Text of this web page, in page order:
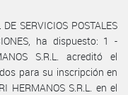
SERVICIOS POSTALES
ha dispuesto: 1 -
S.R.L. acreditó el
para su inscripción en
HERMANOS S.R.L. en el